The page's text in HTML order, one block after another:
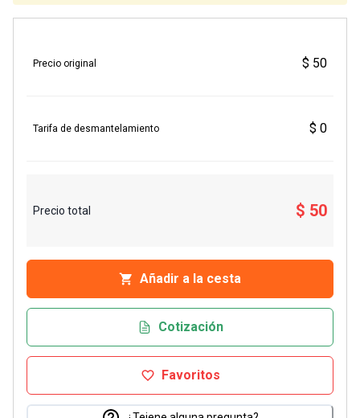
Precio original $ 50
Tarifa de desmantelamiento $ 0
Precio total $ 50
Añadir a la cesta
Cotización
Favoritos